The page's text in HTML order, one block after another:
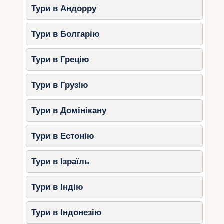
Екскурсія до печери Сатурно –
підземне озеро з чистою водою.
Водні види спорту: дайвінг,
сноркелінг, віндсерфінг.
Морська прогулянка на катамарані з
відвідин коралових рифів.
2. Гавана + Тринідад + пляжі
Кайо-Санта-Марія
Цей маршрут ідеально підійде для тих, хто хоче
насолодитися історією, атмосферою
колоніальних міст та пляжами високого класу.
Що можна побачити в Тринідаді?
Майор – серце історичного центру
міста.
Музей романтики – знайомство із
Тури в Андорру
Тури в Болгарію
Тури в Грецію
Тури в Грузію
Тури в Домінікану
Тури в Естонію
Тури в Ізраїль
Тури в Індію
Тури в Індонезію